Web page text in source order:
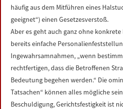
häufig aus dem Mitführen eines
geeignet“) einen Gesetzesverstoß.
Aber es geht auch ganz ohne
bereits einfache
Ingewahrsamnahmen, „wenn
rechtfertigen, dass die Betroffenen
Bedeutung begehen werden.“ Die
Tatsachen“ können alles mögliche
Beschuldigung, Gerichtsfestigkeit ist